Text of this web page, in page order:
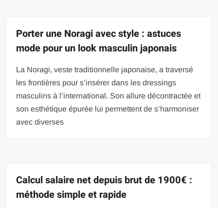
Porter une Noragi avec style : astuces
mode pour un look masculin japonais
La Noragi, veste traditionnelle japonaise, a traversé
les frontières pour s’insérer dans les dressings
masculins à l’international. Son allure décontractée et
son esthétique épurée lui permettent de s’harmoniser
avec diverses
Calcul salaire net depuis brut de 1900€ :
méthode simple et rapide